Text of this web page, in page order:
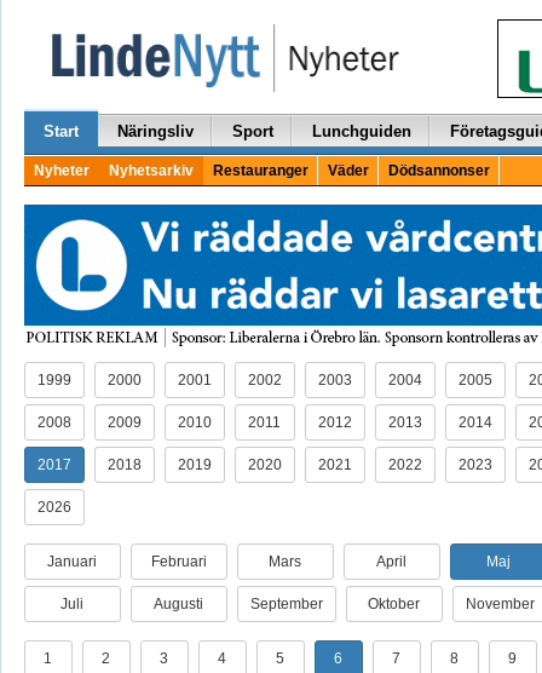
Start Näringsliv Sport Lunchguiden
Nyheter Nyhetsarkiv Restauranger Väder Dödsannonser
1999 2000 2001 2002 2003 2004 2005
2008 2009 2010 2011 2012 2013 2014
2017 2018 2019 2020 2021 2022 2023
2026
Januari Februari Mars April Maj
Juli Augusti September Oktober November
1 2 3 4 5 6 7 8 9